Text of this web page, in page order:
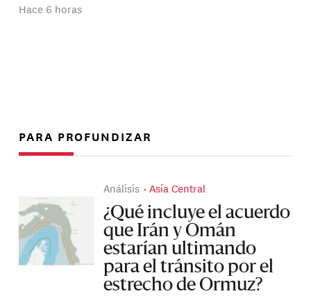
Hace 6 horas
PARA PROFUNDIZAR
Análisis Asia Central
¿Qué incluye el acuerdo
que Irán y Omán
estarían ultimando
para el tránsito por el
estrecho de Ormuz?